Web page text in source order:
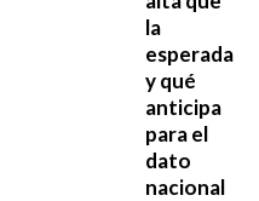
la
esperada
y qué
anticipa
para el
dato
nacional